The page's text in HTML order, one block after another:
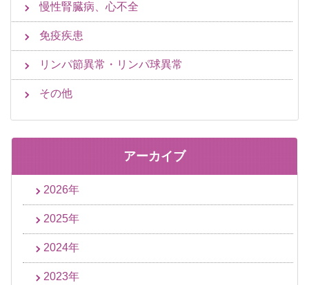
慢性腎臓病、心不全
免疫疾患
リンパ節異常・リンパ球異常
その他
アーカイブ
2026年
2025年
2024年
2023年